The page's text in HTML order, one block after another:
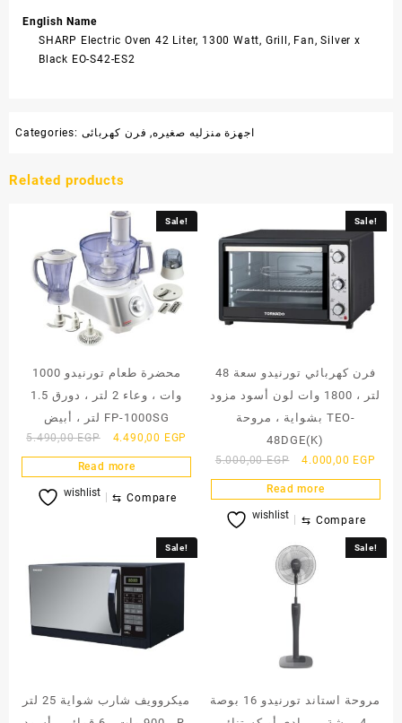
English Name
SHARP Electric Oven 42 Liter, 1300 Watt, Grill, Fan, Silver x
Black EO-S42-ES2
Categories: اجهزة منزليه صغيره, فرن كهربائى
Related products
Sale!
محضرة طعام تورنيدو 1000
وات ، وعاء 2 لتر ، دورق 1.5
لتر ، أبيض FP-1000SG
5.490,00EGP
Original
price
was:
5.490,00 EGP.
4.490,00 EGP
price
is:
Read more
wishlist ⇆ Compare
Sale!
فرن كهربائي تورنيدو سعة 48
لتر ، 1800 وات لون أسود مزود
بشواية ، مروحة TEO-
48DGE(K)
5.000,00EGP
Original
price
was:
5.000,00 EGP.
4.000,00 EGP
price
is:
Read more
wishlist ⇆ Compare
Sale!
ميكروويف شارب شواية 25 لتر
Sale!
مروحة استاند تورنيدو 16 بوصة